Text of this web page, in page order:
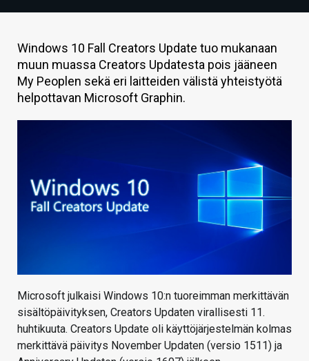
TECHBBS
TIETOA
HINTA.FI
KAUPPA
HAKU
Windows 10 Fall Creators Update tuo mukanaan
muun muassa Creators Updatesta pois jääneen
My Peoplen sekä eri laitteiden välistä yhteistyötä
helpottavan Microsoft Graphin.
Microsoft julkaisi Windows 10:n tuoreimman merkittävän
sisältöpäivityksen, Creators Updaten virallisesti 11.
huhtikuuta. Creators Update oli käyttöjärjestelmän kolmas
merkittävä päivitys November Updaten (versio 1511) ja